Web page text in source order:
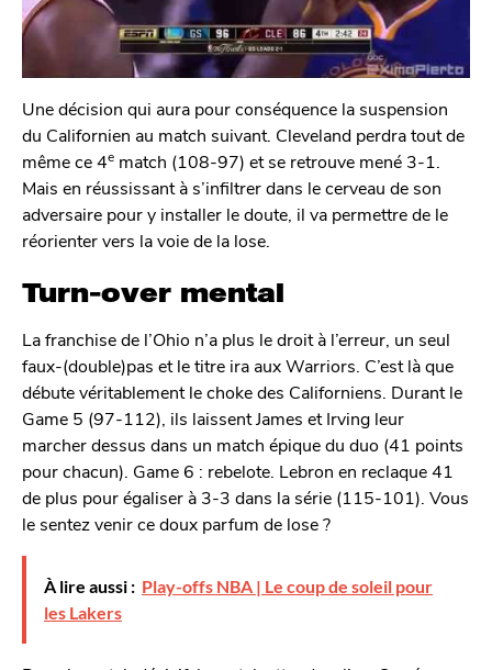
Une décision qui aura pour conséquence la suspension
du Californien au match suivant. Cleveland perdra tout de
même ce 4e match (108-97) et se retrouve mené 3-1.
Mais en réussissant à s’infiltrer dans le cerveau de son
adversaire pour y installer le doute, il va permettre de le
réorienter vers la voie de la lose.
Turn-over mental
La franchise de l’Ohio n’a plus le droit à l’erreur, un seul
faux-(double)pas et le titre ira aux Warriors. C’est là que
débute véritablement le choke des Californiens. Durant le
Game 5 (97-112), ils laissent James et Irving leur
marcher dessus dans un match épique du duo (41 points
pour chacun). Game 6 : rebelote. Lebron en reclaque 41
de plus pour égaliser à 3-3 dans la série (115-101). Vous
le sentez venir ce doux parfum de lose ?
À lire aussi : Play-offs NBA | Le coup de soleil pour
les Lakers